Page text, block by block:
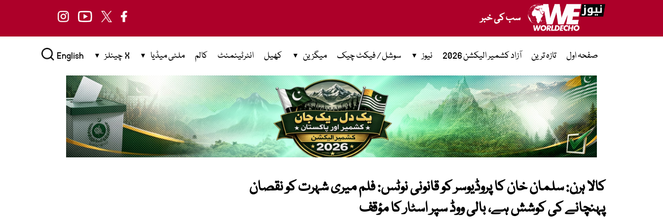
سب کی خبر
صفحہ اول تازہ ترین آزاد کشمیر الیکشن 2026 نیوز سوشل / فیکٹ چیک میگزین کھیل انٹرٹینمنٹ کالم ملٹی میڈیا X چینلز English
کالا ہرن: سلمان خان کا پروڈیوسر کو قانونی نوٹس: فلم میری شہرت کو نقصان
پہنچانے کی کوشش ہے، بالی ووڈ سپر اسٹار کا مؤقف